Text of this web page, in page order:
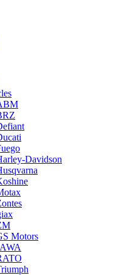
Davidson
Motors